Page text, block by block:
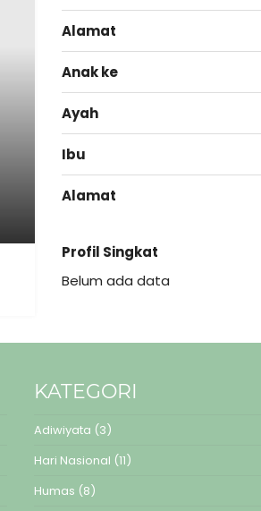
Alamat
Anak ke
Ayah
Ibu
Alamat
Profil Singkat
Belum ada data
KATEGORI
Adiwiyata (3)
Hari Nasional (11)
Humas (8)